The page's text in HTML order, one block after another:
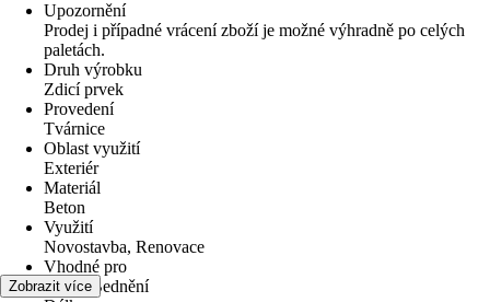
Upozornění
Prodej i případné vrácení zboží je možné výhradně po celých
paletách.
Druh výrobku
Zdicí prvek
Provedení
Tvárnice
Oblast využití
Exteriér
Materiál
Beton
Využití
Novostavba, Renovace
Vhodné pro
Stěna, Bednění
Zobrazit více